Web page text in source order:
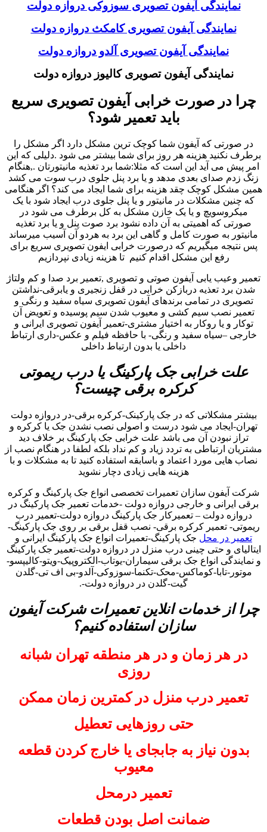
نمایندگی آیفون تصویری سوزوکی دروازه دولت
نمایندگی آیفون تصویری کامکث دروازه دولت
نمایندگی آیفون تصویری آلدو دروازه دولت
نمایندگی آیفون تصویری کالیوز دروازه دولت
چرا در صورت خرابی آیفون تصویری سریع
باید تعمیر شود؟
در صورتی که آیفون شما کوچک ترین مشکل دارد اگر مشکل را
برطرف نکنید هزینه هر روز برای شما بیشتر می شود .دلیلی که این
امر پیش می آید این است که مثلا:شما برد تغذیه مانیتورتان .,هنگام
زنگ زدم صدای بعدی مدهد و یا برد پنل جلوی درب سوت می کشد
همین مشکل کوچک چقد هزینه برای شما ایجاد می کند؟ اگر هنگامی
که چنین مشکلات در مانیتور و یا پنل جلوی درب ایجاد شود با یک
میکروسویچ و یا یک خازن مشکل به کل برطرف می شود در
صورتی که اهمیتی به آن داده نشود برد صوت پنل و یا برد تغذیه
مانیتور به صورت کامل و گاهی این برد به هردو آن آسیب میرساند
پس نتیجه میگیریم که درصورت خرابی ایفون تصویری سریع برای
رفع این مشکل اقدام کنیم تا هزینه زیادی نپردازیم
تعمیر وعیب یابی آیفون صوتی و تصویری ,تعمیر برد صدا و کم ولتاژ
شدن برد تعذیه دربازکن خرابی در قفل زنجیری و یابرقی-نداشتن
تصویری در تمامی برندهای آیفون تصویری سیاه سفید و رنگی و
تعمیر نصب سیم کشی و معیوب شدن سیم پوسیده و تعویض آن
توکار و یا روکار به اختیار مشتری-تعمیر آیفون تصویری ایرانی و
خارجی –سیاه سفید و رنگی- با حافظه فیلم و عکس-داری ارتباط
داخلی یا بدون ارتباط داخلی
علت خرابی جک پارکینگ یا درب ریموتی
کرکره برقی چیست؟
بیشتر مشکلاتی که در جک پارکینک-کرکره برقی-در دروازه دولت
تهران-ایجاد می شود درست و اصولی نصب نشدن جک یا کرکره و
تراز نبودن آن می باشد علت خرابی جک پارکینگ بر خلاف دید
مشتریان ارتباطی به تردد زیاد و کم نداد بلکه لطفا در هنگام نصب از
نصاب هایی مورد اعتماد و باسابقه استفاده کنید تا به مشکلات و با
هزینه هایی زیادی دچار نشوید
شرکت آیفون سازان تعمیرات تخصصی انواع جک پارکینگ و کرکره
برقی ایرانی و خارجی دروازه دولت -خدمات تعمیر جک پارکینگ در
دروازه دولت – تعمیرکار جک پارکینگ دروازه دولت-تعمیر درب
ریموتی- تعمیر کرکره برقی- نصب قفل برقی بر روی جک پارکینگ-
تعمیر در محل جک پارکینگ-تعمیرات انواع جک پارکینگ ایرانی و
ایتالیای و حتی چینی درب منزل در دروازه دولت-تعمیر جک پارکینگ
و نمایندگی انواع جک برقی سیماران-یوتاب-الکتروپیک-ویتو-کالیپسو-
موتور-تابا-کوماکس-محک-تکنما-سوزوکی-آلدو-بی اف تی-گلدن
گیت-گلدن در دروازه دولت-.
چرا از خدمات انلاین تعمیرات شرکت آیفون
سازان استفاده کنیم؟
در هر زمان و در هر منطقه تهران شبانه
روزی
تعمیر درب منزل در کمترین زمان ممکن
حتی روزهایی تعطیل
بدون نیاز به جابجای یا خارج کردن قطعه
معیوب
تعمیر درمحل
ضمانت اصل بودن قطعات